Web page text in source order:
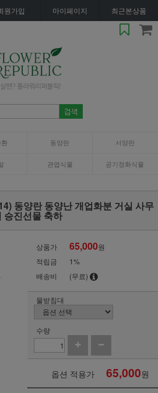
원가입 마이페이지 최근본상품
동양란 서양란
관엽식물 공기정화식물
동양란 동양난 개업화분 거실 사무
승진선물 축하
상품가 65,000원
적립금
1%
배송비
(무료)
물받침대
수량
옵션 적용가 65,000원